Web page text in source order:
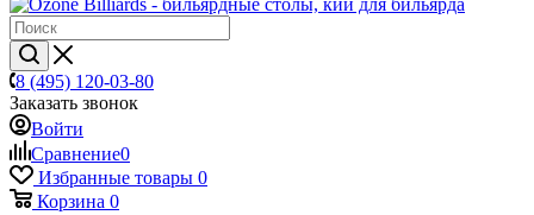
8 (495) 120-03-80
Заказать звонок
Войти
Сравнение0
Избранные товары 0
Корзина 0